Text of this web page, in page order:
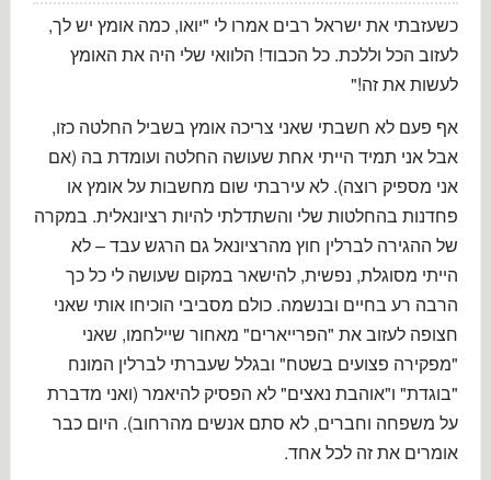
כשעזבתי את ישראל רבים אמרו לי "יואו, כמה אומץ יש לך,
לעזוב הכל וללכת. כל הכבוד! הלוואי שלי היה את האומץ
לעשות את זה!"
אף פעם לא חשבתי שאני צריכה אומץ בשביל החלטה כזו,
אבל אני תמיד הייתי אחת שעושה החלטה ועומדת בה (אם
אני מספיק רוצה). לא עירבתי שום מחשבות על אומץ או
פחדנות בהחלטות שלי והשתדלתי להיות רציונאלית. במקרה
של ההגירה לברלין חוץ מהרציונאל גם הרגש עבד – לא
הייתי מסוגלת, נפשית, להישאר במקום שעושה לי כל כך
הרבה רע בחיים ובנשמה. כולם מסביבי הוכיחו אותי שאני
חצופה לעזוב את "הפרייארים" מאחור שיילחמו, שאני
"מפקירה פצועים בשטח" ובגלל שעברתי לברלין המונח
"בוגדת" ו"אוהבת נאצים" לא הפסיק להיאמר (ואני מדברת
על משפחה וחברים, לא סתם אנשים מהרחוב). היום כבר
אומרים את זה לכל אחד.